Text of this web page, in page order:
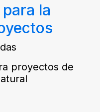
la
proyectos de